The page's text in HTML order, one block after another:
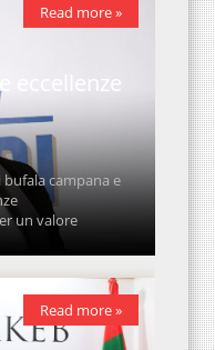
eccellenze
campana e
un valore
Read more »
Read more »